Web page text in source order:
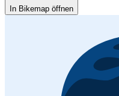
In Bikemap öffnen